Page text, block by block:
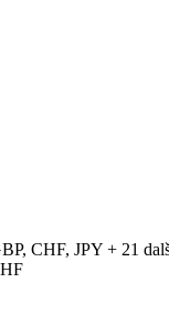
CHF, JPY + 21